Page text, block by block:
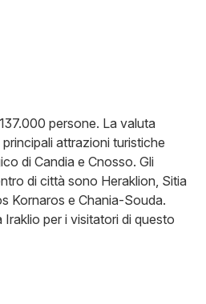
persone. La valuta
attrazioni turistiche
di Candia e Cnosso. Gli
di città sono Heraklion, Sitia
Kornaros e Chania-Souda.
per i visitatori di questo